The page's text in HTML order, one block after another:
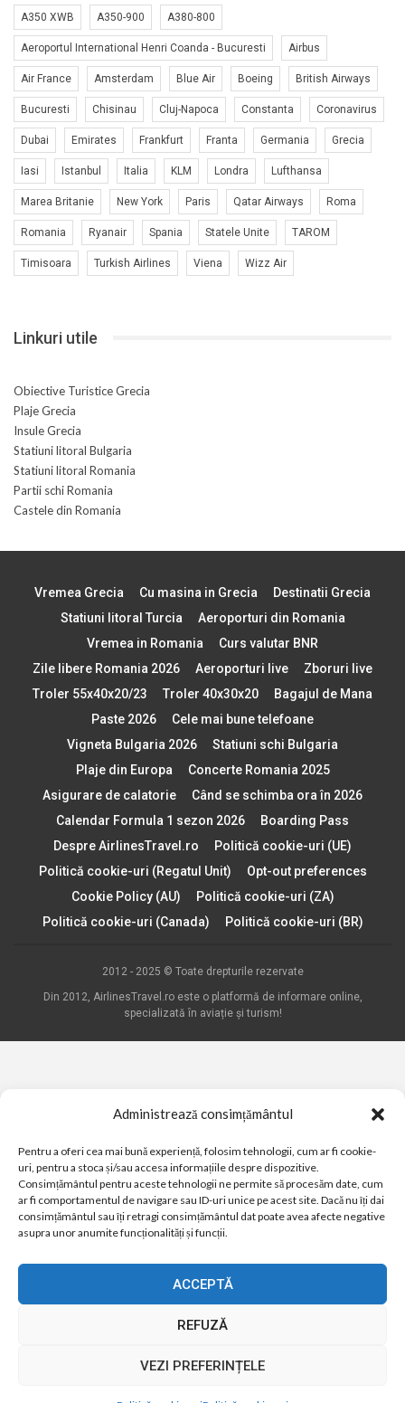
Administrează consimțământul
Pentru a oferi cea mai bună experiență, folosim tehnologii, cum ar fi cookie-
uri, pentru a stoca și/sau accesa informațiile despre dispozitive.
Consimțământul pentru aceste tehnologii ne permite să procesăm date, cum
ar fi comportamentul de navigare sau ID-uri unice pe acest site. Dacă nu îți dai
consimțământul sau îți retragi consimțământul dat poate avea afecte negative
asupra unor anumite funcționalități și funcții.
ACCEPTĂ
REFUZĂ
VEZI PREFERINȚELE
A350 XWB A350-900 A380-800
Aeroportul International Henri Coanda - Bucuresti Airbus
Air France Amsterdam Blue Air Boeing British Airways
Bucuresti Chisinau Cluj-Napoca Constanta Coronavirus
Dubai Emirates Frankfurt Franta Germania Grecia
Iasi Istanbul Italia KLM Londra Lufthansa
Marea Britanie New York Paris Qatar Airways Roma
Romania Ryanair Spania Statele Unite TAROM
Timisoara Turkish Airlines Viena Wizz Air
Linkuri utile
Obiective Turistice Grecia
Plaje Grecia
Insule Grecia
Statiuni litoral Bulgaria
Statiuni litoral Romania
Partii schi Romania
Castele din Romania
Vremea Grecia Cu masina in Grecia
Destinatii Grecia
Statiuni litoral Turcia
Aeroporturi din Romania
Vremea in Romania
Curs valutar BNR
Zile libere Romania 2026
Aeroporturi live
Zboruri live
Troler 55x40x20/23
Troler 40x30x20
Bagajul de Mana
Paste 2026
Cele mai bune telefoane
Vigneta Bulgaria 2026
Statiuni schi Bulgaria
Plaje din Europa
Concerte Romania 2025
Asigurare de calatorie
Când se schimba ora în 2026
Calendar Formula 1 sezon 2026
Boarding Pass
Despre AirlinesTravel.ro
Politică cookie-uri (UE)
Politică cookie-uri (Regatul Unit)
Opt-out preferences
Cookie Policy (AU)
Politică cookie-uri (ZA)
Politică cookie-uri (Canada)
Politică cookie-uri (BR)
2012 - 2025 © Toate drepturile rezervate
Din 2012, AirlinesTravel.ro este o platformă de informare online,
specializată în aviație și turism!